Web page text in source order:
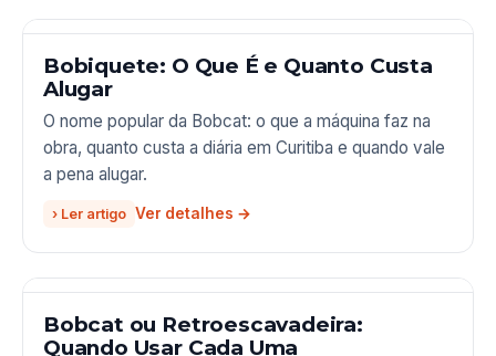
Bobiquete: O Que É e Quanto Custa
Alugar
O nome popular da Bobcat: o que a máquina faz na
obra, quanto custa a diária em Curitiba e quando vale
a pena alugar.
› Ler artigo
Bobcat ou Retroescavadeira:
Quando Usar Cada Uma